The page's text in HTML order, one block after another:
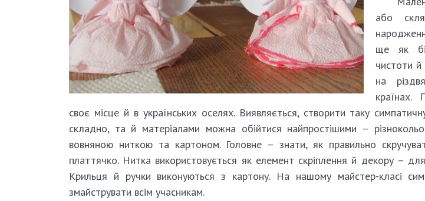
або
ще як
чистоти й
на
країнах.
своє місце й в українських оселях. Виявляється, створити таку
складно, та й матеріалами можна обійтися найпростішими –
вовняною ниткою та картоном. Головне – знати, як правильно
платтячко. Нитка використовується як елемент скріплення й декору – для
Крильця й ручки виконуються з картону. На нашому майстер-класі
змайструвати всім учасникам.